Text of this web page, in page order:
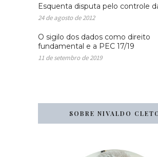
Esquenta disputa pelo controle
24 de agosto de 2012
O sigilo dos dados como direito
fundamental e a PEC 17/19
11 de setembro de 2019
SOBRE NIVALDO